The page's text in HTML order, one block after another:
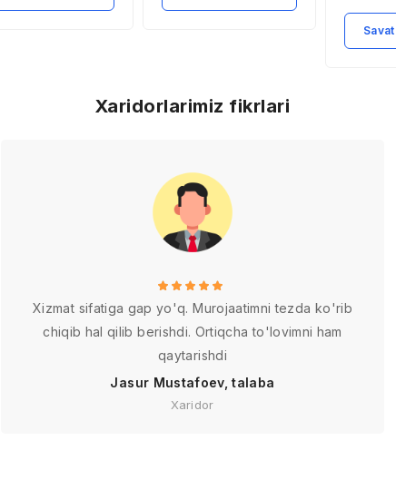
Xaridorlarimiz fikrlari
Xizmat sifatiga gap yo'q. Murojaatimni tezda ko'rib
chiqib hal qilib berishdi. Ortiqcha to'lovimni ham
qaytarishdi
Jasur Mustafoev, talaba
Xaridor